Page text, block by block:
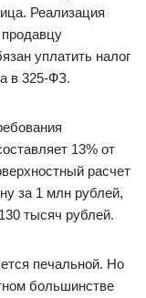
Реализация
продавцу
уплатить налог
в 325-ФЗ.
13% от
расчет
за 1 млн рублей,
тысяч рублей.
печальной. Но
большинстве